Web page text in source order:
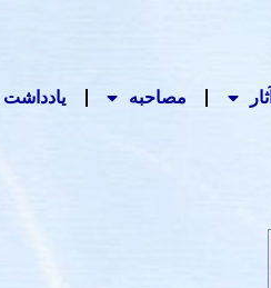
آثار مصاحبه‌ یادداشت‌